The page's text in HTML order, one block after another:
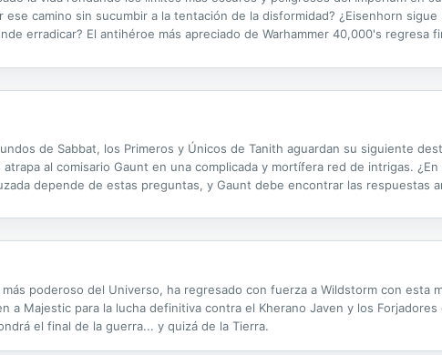
camino sin sucumbir a la tentación de la disformidad? ¿Eisenhorn
erradicar? El antihéroe más apreciado de Warhammer 40,000's regresa
de Sabbat, los Primeros y Únicos de Tanith aguardan su siguiente
al comisario Gaunt en una complicada y mortífera red de intrigas.
depende de estas preguntas, y Gaunt debe encontrar las respuestas
poderoso del Universo, ha regresado con fuerza a Wildstorm con esta
a Majestic para la lucha definitiva contra el Kherano Javen y los
el final de la guerra... y quizá de la Tierra.